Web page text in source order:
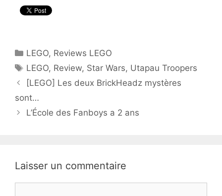
Catégories
LEGO, Reviews LEGO
Étiquettes
LEGO, Review, Star Wars, Utapau Troopers
[LEGO] Les deux BrickHeadz mystères
sont…
L’École des Fanboys a 2 ans
Laisser un commentaire